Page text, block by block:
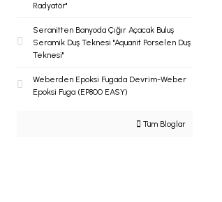
Radyatör''
Seranitten Banyoda Çığır Açacak Buluş
Seramik Duş Teknesi ''Aquanit Porselen Duş
Teknesi''
Weberden Epoksi Fugada Devrim-Weber
Epoksi Fuga (EP800 EASY)
Tüm Bloglar